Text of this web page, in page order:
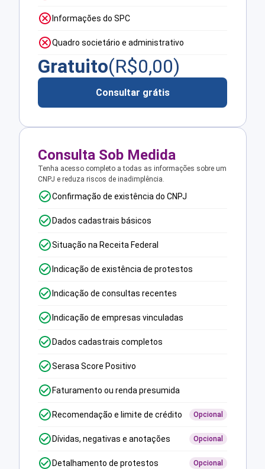
Informações do SPC
Quadro societário e administrativo
Gratuito(R$0,00)
Consultar grátis
Consulta Sob Medida
Tenha acesso completo a todas as informações sobre um
CNPJ e reduza riscos de inadimplência.
Confirmação de existência do CNPJ
Dados cadastrais básicos
Situação na Receita Federal
Indicação de existência de protestos
Indicação de consultas recentes
Indicação de empresas vinculadas
Dados cadastrais completos
Serasa Score Positivo
Faturamento ou renda presumida
Recomendação e limite de crédito Opcional
Dívidas, negativas e anotações Opcional
Detalhamento de protestos Opcional